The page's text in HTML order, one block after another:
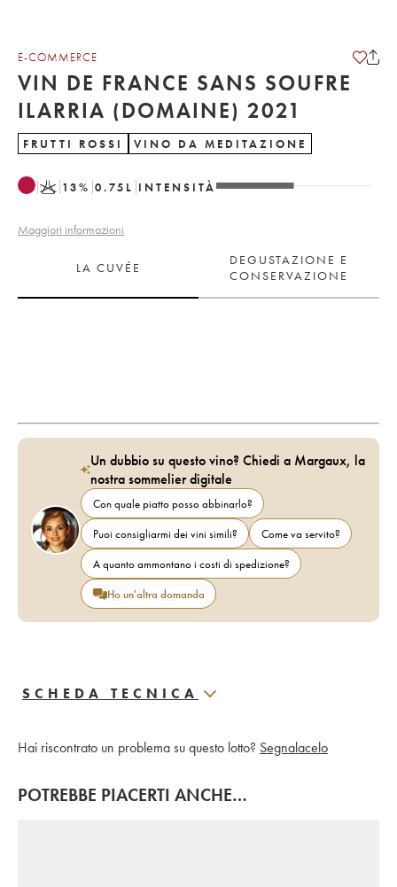
E-COMMERCE
VIN DE FRANCE SANS SOUFRE
ILARRIA (DOMAINE) 2021
FRUTTI ROSSI VINO DA MEDITAZIONE
K 13% 0.75 L INTENSITÀ
Maggiori informazioni
LA CUVÉE
DEGUSTAZIONE E
CONSERVAZIONE
Un dubbio su questo vino? Chiedi a Margaux, la
nostra sommelier digitale
Con quale piatto posso abbinarlo?
Puoi consigliarmi dei vini simili?
Come va servito?
A quanto ammontano i costi di spedizione?
Ho un'altra domanda
SCHEDA TECNICA
Hai riscontrato un problema su questo lotto? Segnalacelo
POTREBBE PIACERTI ANCHE…